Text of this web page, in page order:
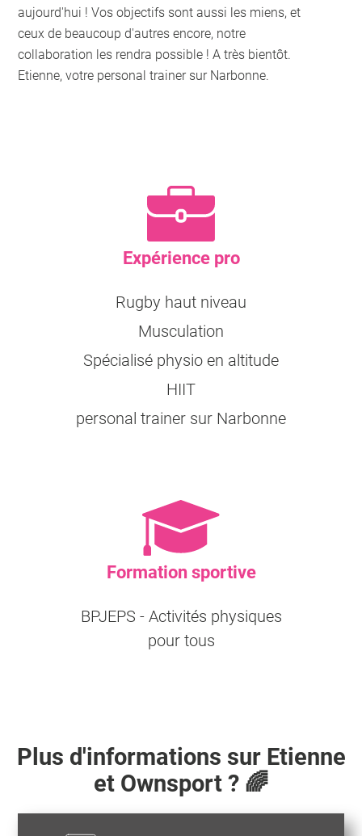
aujourd'hui ! Vos objectifs sont aussi les miens, et
ceux de beaucoup d'autres encore, notre
collaboration les rendra possible ! A très bientôt.
Etienne, votre personal trainer sur Narbonne.
Expérience pro
Rugby haut niveau
Musculation
Spécialisé physio en altitude
HIIT
personal trainer sur Narbonne
Formation sportive
BPJEPS - Activités physiques
pour tous
Plus d'informations sur Etienne
et Ownsport ? 🌈